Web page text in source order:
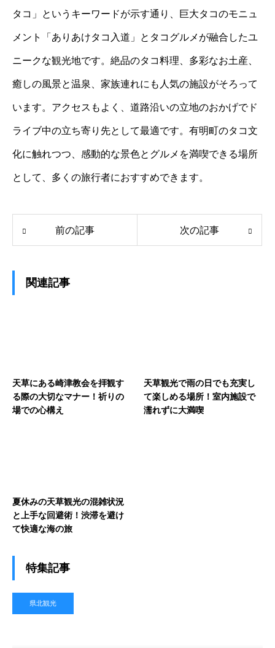
タコ」というキーワードが示す通り、巨大タコのモニュ
メント「ありあけタコ入道」とタコグルメが融合したユ
ニークな観光地です。絶品のタコ料理、多彩なお土産、
癒しの風景と温泉、家族連れにも人気の施設がそろって
います。アクセスもよく、道路沿いの立地のおかげでド
ライブ中の立ち寄り先として最適です。有明町のタコ文
化に触れつつ、感動的な景色とグルメを満喫できる場所
として、多くの旅行者におすすめできます。
前の記事 次の記事
関連記事
天草にある崎津教会を拝観す
る際の大切なマナー！祈りの
場での心構え
天草観光で雨の日でも充実し
て楽しめる場所！室内施設で
濡れずに大満喫
夏休みの天草観光の混雑状況
と上手な回避術！渋滞を避け
て快適な海の旅
特集記事
県北観光